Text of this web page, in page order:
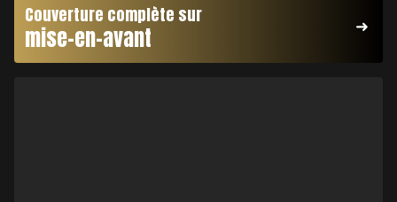
Couverture complète sur
mise-en-avant